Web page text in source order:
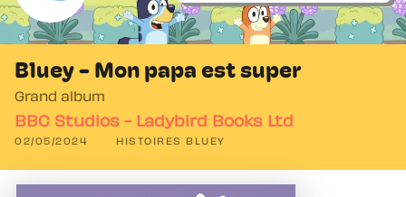
Bluey - Mon papa est super
Grand album
BBC Studios - Ladybird Books Ltd
02/05/2024 HISTOIRES BLUEY